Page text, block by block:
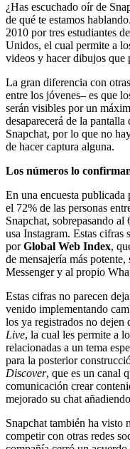
¿Has escuchado oír de
de qué te estamos
2010 por tres estudiantes
Unidos, el cual permite a
videos y hacer dibujos que
La gran diferencia con
entre los jóvenes– es que
serán visibles por un
desaparecerá de la
Snapchat, por lo que no
de hacer captura alguna.
Los números lo
En una encuesta publicada
el 72% de las personas
Snapchat, sobrepasando
usa Instagram. Estas cifras
porGlobal Web Index,
de mensajería más
Messenger y al propio
Estas cifras no parecen
venido implementando
los ya registrados no dejen
Live, la cual les permite a
relacionadas a un tema
para la posterior
Discover, que es un canal
comunicación crear
mejorado su chat
Snapchat también ha visto
competir con otras redes